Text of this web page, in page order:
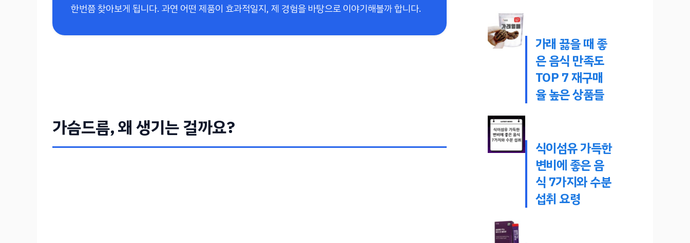
한번쯤 찾아보게 됩니다. 과연 어떤 제품이 효과적일지, 제 경험을 바탕으로 이야기해볼까 합니다.
가슴드름, 왜 생기는 걸까요?
가래 끓을 때 좋
은 음식 만족도
TOP 7 재구매
율 높은 상품들
식이섬유 가득한
변비에 좋은 음
식 7가지와 수분
섭취 요령